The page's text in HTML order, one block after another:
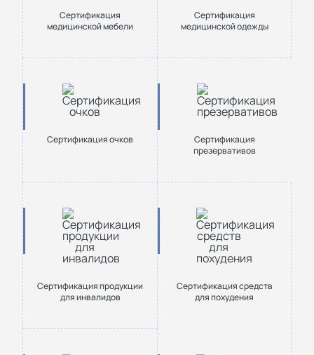
Сертификация
медицинской мебели
Сертификация
медицинской одежды
Сертификация очков
Сертификация
презервативов
Сертификация продукции
для инвалидов
Сертификация средств
для похудения